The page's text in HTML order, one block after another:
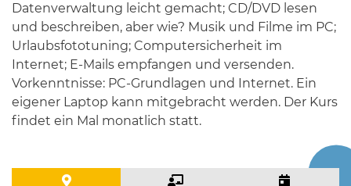
Datenverwaltung leicht gemacht; CD/DVD lesen
und beschreiben, aber wie? Musik und Filme im PC;
Urlaubsfototuning; Computersicherheit im
Internet; E-Mails empfangen und versenden.
Vorkenntnisse: PC-Grundlagen und Internet. Ein
eigener Laptop kann mitgebracht werden. Der Kurs
findet ein Mal monatlich statt.